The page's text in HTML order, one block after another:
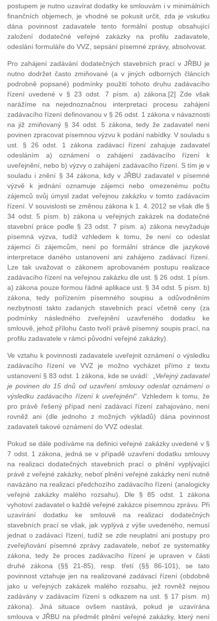
postupem je nutno uzavírat dodatky ke smlouvám i v minimálních
finančních objemech, je vhodné se pokusit určit, zda je vskutku
dána povinnost zadavatele tento formální postup obsahující
založení dodatečné veřejné zakázky na profilu zadavatele,
odeslání formuláře do VVZ, sepsání písemné zprávy, absolvovat.
Pro zahájení zadávání dodatečných stavebních prací v JŘBU je
nutno dodržet často zmiňované (a v jiných odborných článcích
podrobně popsané) podmínky použití tohoto druhu zadávacího
řízení uvedené v § 23 odst. 7 písm. a) zákona.[2] Zde však
narážíme na nejednoznačnou interpretaci procesu zahájení
zadávacího řízení definovanou v § 26 odst. 1 zákona v návaznosti
na již zmiňovaný § 34 odst. 5 zákona, tedy že zadavatel není
povinen zpracovat písemnou výzvu k podání nabídky. V souladu s
ust. § 26 odst. 1 zákona zadávací řízení zahajuje zadavatel
odesláním a) oznámení o zahájení zadávacího řízení k
uveřejnění, nebo b) výzvy o zahájení zadávacího řízení. S tím je v
souladu i znění § 34 zákona, kdy v JŘBU zadavatel v písemné
výzvě k jednání oznamuje zájemci nebo omezenému počtu
zájemců svůj úmysl zadat veřejnou zakázku v tomto zadávacím
řízení. V souvislosti se změnou zákona k 1. 4. 2012 se však dle §
34 odst. 5 písm. b) zákona u veřejných zakázek na dodatečné
stavební práce podle § 23 odst. 7 písm. a) zákona nevyžaduje
písemná výzva, tudíž vzhledem k tomu, že není co odeslat
zájemci či zájemcům, není po formální stránce dle jazykové
interpretace daného ustanovení ani zahájeno zadávací řízení.
Lze tak uvažovat o zákonem aprobovaném postupu realizace
zadávacího řízení na veřejnou zakázku dle ust. § 26 odst. 1 písm.
a) zákona pouze formou řádné aplikace ust. § 34 odst. 5 písm. b)
zákona, tedy pořízením písemného soupisu a odůvodněním
nezbytnosti takto zadaných stavebních prací včetně ceny (za
podmínky následného zveřejnění uzavřeného dodatku ke
smlouvě, jehož přílohu často tvoří právě písemný soupis prací, na
profilu zadavatele v rámci původní veřejné zakázky).
Ve vztahu k povinnosti zadavatele uveřejnit oznámení o výsledku
zadávacího řízení ve VVZ je možno vycházet přímo z textu
ustanovení § 83 odst. 1 zákona, kde se uvádí: „ Veřejný zadavatel
je povinen do 15 dnů od uzavření smlouvy odeslat oznámení o
výsledku zadávacího řízení k uveřejnění“. Vzhledem k tomu, že
pro právě řešený případ není zadávací řízení zahajováno, není
rovněž ani (dle jednoho z možných výkladů) dána povinnost
zadavateli takové oznámení do VVZ odeslat.
Pokud se dále podíváme na definici veřejné zakázky uvedené v §
7 odst. 1 zákona, jedná se v případě uzavření dodatku smlouvy
na realizaci dodatečných stavebních prací o plnění vyplývající
právě z veřejné zakázky, neboť plnění veřejné zakázky není nutně
navázáno na realizaci předchozího zadávacího řízení (analogicky
veřejné zakázky malého rozsahu). Dle § 85 odst. 1 zákona
vyhotoví zadavatel o každé veřejné zakázce písemnou zprávu. Při
uzavírání dodatku ke smlouvě na realizaci dodatečných
stavebních prací se však, jak vyplývá z výše uvedeného, nemusí
jednat o zadávací řízení, tudíž se zde neuplatní ani postupy pro
zveřejňování písemné zprávy zadavatele, neboť ze systematiky
zákona, tedy že proces zadávacího řízení je upraven v části
druhé zákona (§§ 21-85), resp. třetí (§§ 86-101), se tato
povinnost vztahuje jen na realizované zadávací řízení (obdobně
jako u veřejných zakázek malého rozsahu, jež rovněž nejsou
zadávány v zadávacím řízení s odkazem na ust. § 17 písm. m)
zákona). Jiná situace ovšem nastává, pokud je uzavírána
smlouva v JŘBU na předmět plnění veřejné zakázky, který není